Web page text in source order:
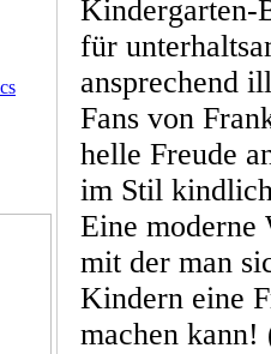
Kindergarten-
für
ansprechend
Fans von
helle Freude
im Stil
Eine moderne
mit der man
Kindern eine
machen kann!